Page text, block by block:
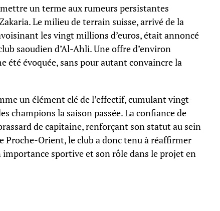
un terme aux rumeurs persistantes
Le milieu de terrain suisse, arrivé de la
les vingt millions d’euros, était annoncé
saoudien d’Al-Ahli. Une offre d’environ
été évoquée, sans pour autant convaincre la
un élément clé de l’effectif, cumulant vingt-
champions la saison passée. La confiance de
de capitaine, renforçant son statut au sein
Proche-Orient, le club a donc tenu à réaffirmer
sportive et son rôle dans le projet en